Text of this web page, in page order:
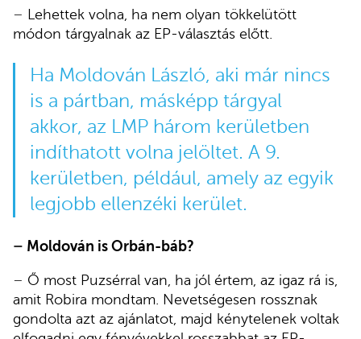
– Lehettek volna, ha nem olyan tökkelütött
módon tárgyalnak az EP-választás előtt.
Ha Moldován László, aki már nincs
is a pártban, másképp tárgyal
akkor, az LMP három kerületben
indíthatott volna jelöltet. A 9.
kerületben, például, amely az egyik
legjobb ellenzéki kerület.
– Moldován is Orbán-báb?
– Ő most Puzsérral van, ha jól értem, az igaz rá is,
amit Robira mondtam. Nevetségesen rossznak
gondolta azt az ajánlatot, majd kénytelenek voltak